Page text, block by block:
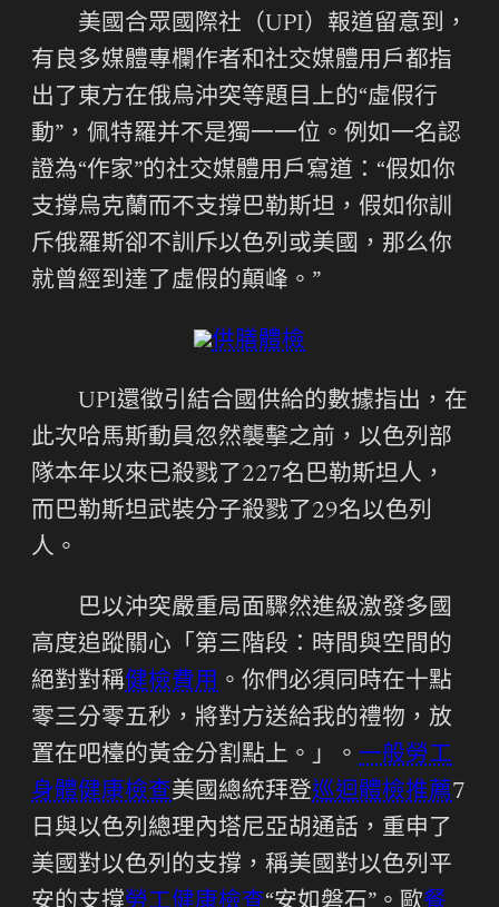
美國合眾國際社（UPI）報道留意到，
有良多媒體專欄作者和社交媒體用戶都指
出了東方在俄烏沖突等題目上的“虛假行
動”，佩特羅并不是獨一一位。例如一名認
證為“作家”的社交媒體用戶寫道：“假如你
支撐烏克蘭而不支撐巴勒斯坦，假如你訓
斥俄羅斯卻不訓斥以色列或美國，那么你
就曾經到達了虛假的顛峰。”
供膳體檢
UPI還徵引結合國供給的數據指出，在
此次哈馬斯動員忽然襲擊之前，以色列部
隊本年以來已殺戮了227名巴勒斯坦人，
而巴勒斯坦武裝分子殺戮了29名以色列
人。
巴以沖突嚴重局面驟然進級激發多國
高度追蹤關心「第三階段：時間與空間的
絕對對稱健檢費用 。你們必須同時在十點
零三分零五秒，將對方送給我的禮物，放
置在吧檯的黃金分割點上。」。 一般勞工
身體健康檢查美國總統拜登巡迴體檢推薦7
日與以色列總理內塔尼亞胡通話，重申了
美國對以色列的支撐，稱美國對以色列平